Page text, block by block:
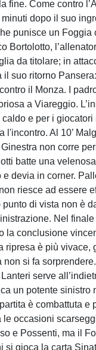
fine. Come contro
dopo il suo
punisce un Foggia
Bortolotto,
da titolare; in
il suo ritorno
il Monza. I
a Viareggio.
e per i
l'incontro. Al 10’
non corre
batte una
e devia in corner.
riesce ad essere
punto di vista non è
Nel
la conclusione
ripresa è più vivace,
non si fa
serve
un potente sinistro
è combattuta e
le occasioni
e Possenti, ma il
si gioca la carta